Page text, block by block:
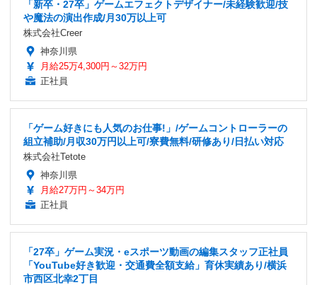
「新卒・27卒」ゲームエフェクトデザイナー/未経験歓迎/技
や魔法の演出作成/月30万以上可
株式会社Creer
神奈川県
月給25万4,300円～32万円
正社員
「ゲーム好きにも人気のお仕事!」/ゲームコントローラーの
組立補助/月収30万円以上可/寮費無料/研修あり/日払い対応
株式会社Tetote
神奈川県
月給27万円～34万円
正社員
「27卒」ゲーム実況・eスポーツ動画の編集スタッフ正社員
「YouTube好き歓迎・交通費全額支給」育休実績あり/横浜
市西区北幸2丁目